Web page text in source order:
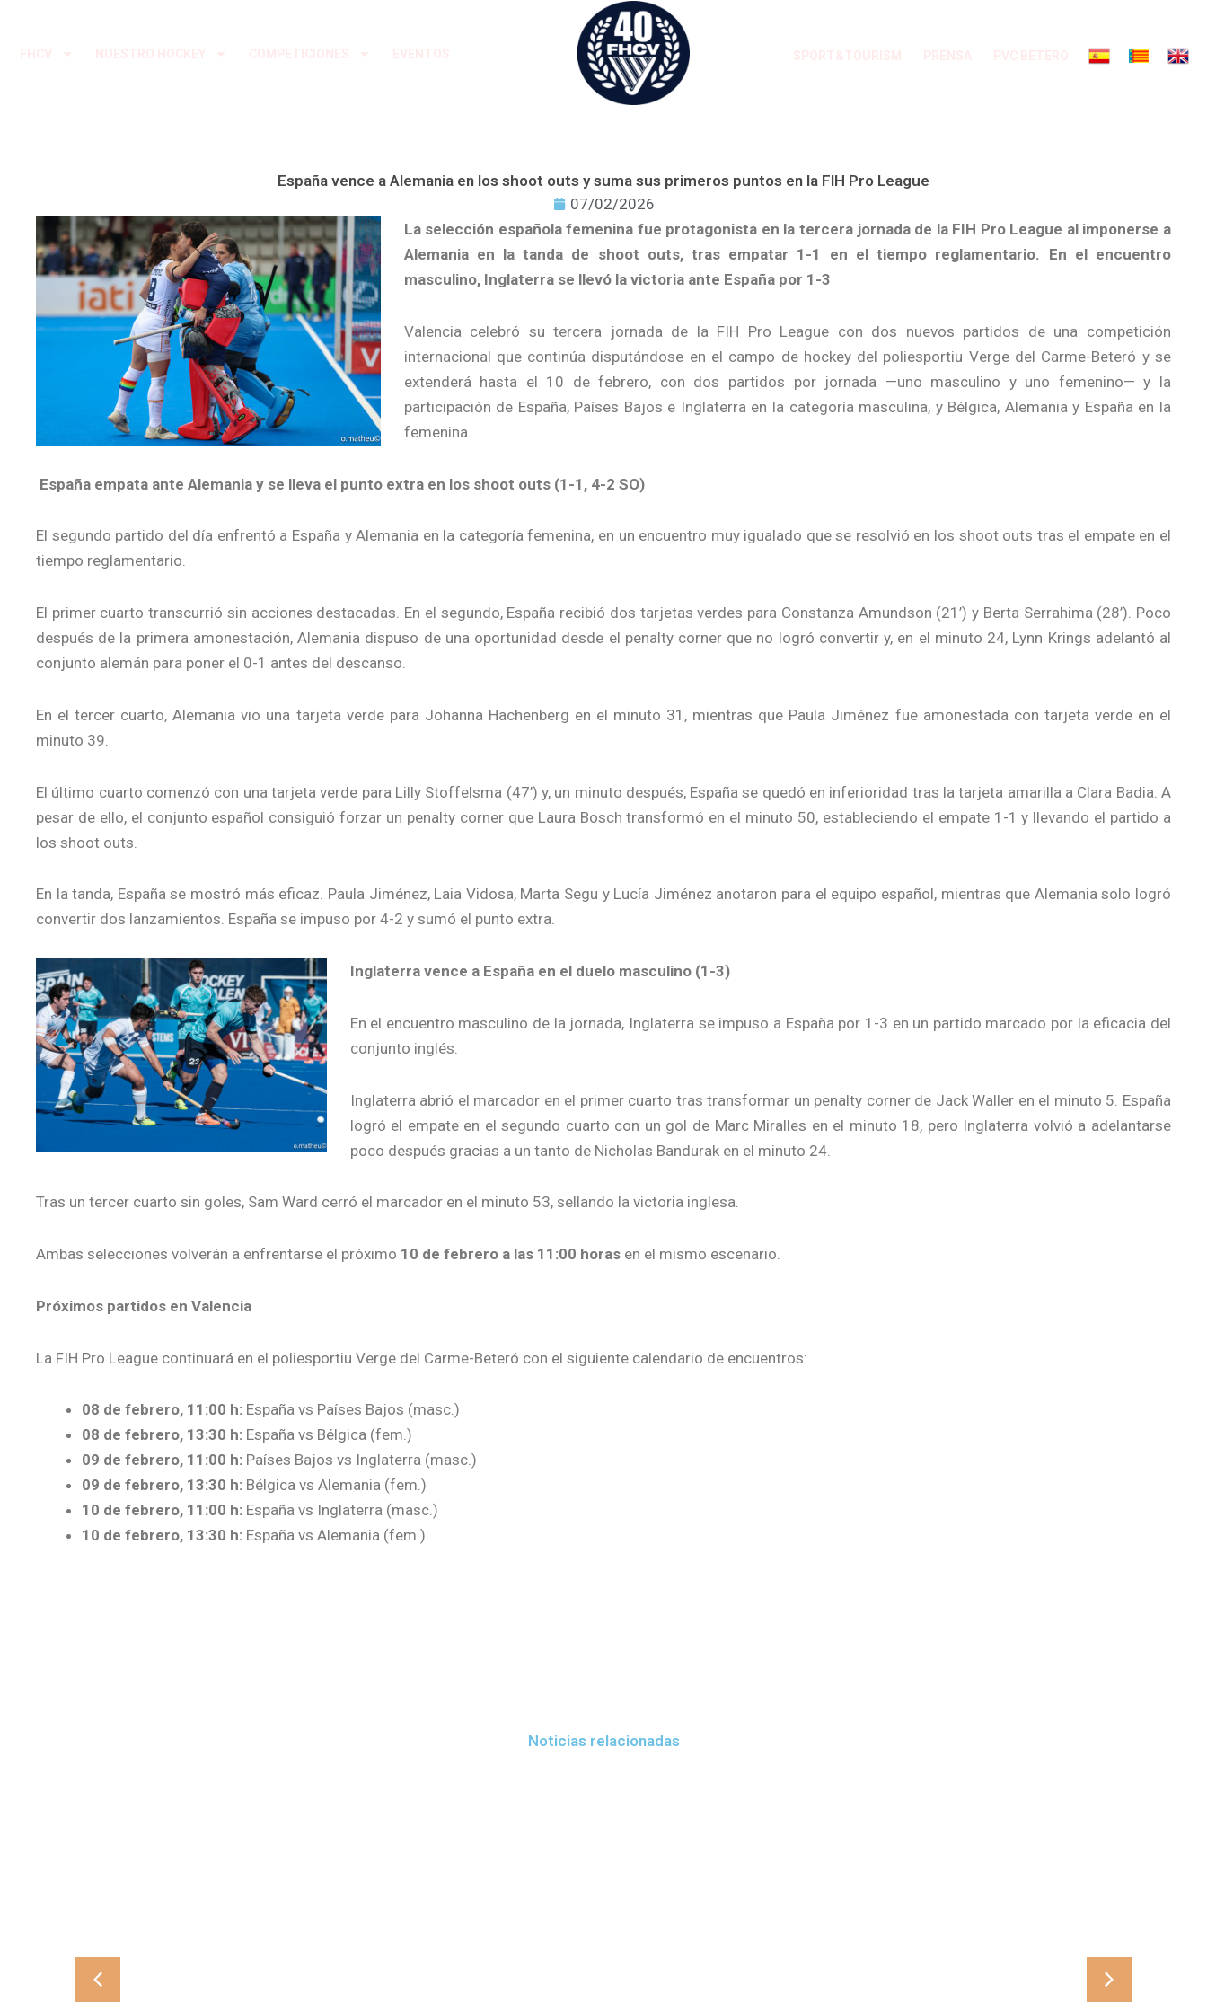
España vence a Alemania en los shoot outs y suma sus primeros puntos en la FIH Pro League
07/02/2026
La selección española femenina fue protagonista en la tercera jornada de la FIH Pro League al imponerse a
Alemania en la tanda de shoot outs, tras empatar 1-1 en el tiempo reglamentario. En el encuentro
masculino, Inglaterra se llevó la victoria ante España por 1-3
Valencia celebró su tercera jornada de la FIH Pro League con dos nuevos partidos de una competición
internacional que continúa disputándose en el campo de hockey del poliesportiu Verge del Carme-Beteró y se
extenderá hasta el 10 de febrero, con dos partidos por jornada —uno masculino y uno femenino— y la
participación de España, Países Bajos e Inglaterra en la categoría masculina, y Bélgica, Alemania y España en la
femenina.
España empata ante Alemania y se lleva el punto extra en los shoot outs (1-1, 4-2 SO)
El segundo partido del día enfrentó a España y Alemania en la categoría femenina, en un encuentro muy igualado que se resolvió en los shoot outs tras el empate en el
tiempo reglamentario.
El primer cuarto transcurrió sin acciones destacadas. En el segundo, España recibió dos tarjetas verdes para Constanza Amundson (21’) y Berta Serrahima (28’). Poco
después de la primera amonestación, Alemania dispuso de una oportunidad desde el penalty corner que no logró convertir y, en el minuto 24, Lynn Krings adelantó al
conjunto alemán para poner el 0-1 antes del descanso.
En el tercer cuarto, Alemania vio una tarjeta verde para Johanna Hachenberg en el minuto 31, mientras que Paula Jiménez fue amonestada con tarjeta verde en el
minuto 39.
El último cuarto comenzó con una tarjeta verde para Lilly Stoffelsma (47’) y, un minuto después, España se quedó en inferioridad tras la tarjeta amarilla a Clara Badia. A
pesar de ello, el conjunto español consiguió forzar un penalty corner que Laura Bosch transformó en el minuto 50, estableciendo el empate 1-1 y llevando el partido a
los shoot outs.
En la tanda, España se mostró más eficaz. Paula Jiménez, Laia Vidosa, Marta Segu y Lucía Jiménez anotaron para el equipo español, mientras que Alemania solo logró
convertir dos lanzamientos. España se impuso por 4-2 y sumó el punto extra.
Inglaterra vence a España en el duelo masculino (1-3)
En el encuentro masculino de la jornada, Inglaterra se impuso a España por 1-3 en un partido marcado por la eficacia del
conjunto inglés.
Inglaterra abrió el marcador en el primer cuarto tras transformar un penalty corner de Jack Waller en el minuto 5. España
logró el empate en el segundo cuarto con un gol de Marc Miralles en el minuto 18, pero Inglaterra volvió a adelantarse
poco después gracias a un tanto de Nicholas Bandurak en el minuto 24.
Tras un tercer cuarto sin goles, Sam Ward cerró el marcador en el minuto 53, sellando la victoria inglesa.
Ambas selecciones volverán a enfrentarse el próximo 10 de febrero a las 11:00 horas en el mismo escenario.
Próximos partidos en Valencia
La FIH Pro League continuará en el poliesportiu Verge del Carme-Beteró con el siguiente calendario de encuentros:
08 de febrero, 11:00 h: España vs Países Bajos (masc.)
08 de febrero, 13:30 h: España vs Bélgica (fem.)
09 de febrero, 11:00 h: Países Bajos vs Inglaterra (masc.)
09 de febrero, 13:30 h: Bélgica vs Alemania (fem.)
10 de febrero, 11:00 h: España vs Inglaterra (masc.)
10 de febrero, 13:30 h: España vs Alemania (fem.)
Noticias relacionadas